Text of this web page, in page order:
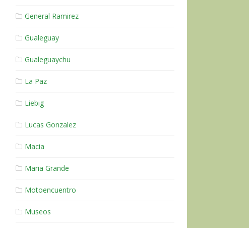
General Ramirez
Gualeguay
Gualeguaychu
La Paz
Liebig
Lucas Gonzalez
Macia
Maria Grande
Motoencuentro
Museos